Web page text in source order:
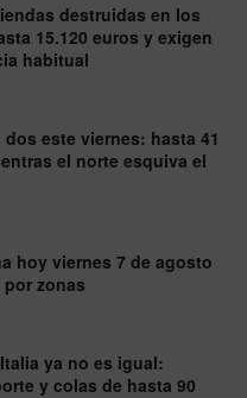
destruidas en los
15.120 euros y exigen
habitual
este viernes: hasta 41
el norte esquiva el
hoy viernes 7 de agosto
por zonas
ya no es igual:
y colas de hasta 90